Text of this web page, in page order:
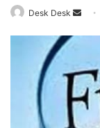
Desk Desk
Send